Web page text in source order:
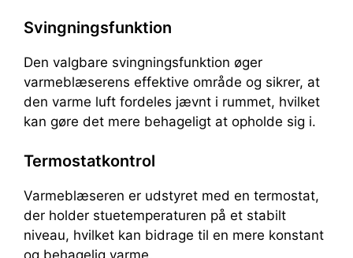
Svingningsfunktion
Den valgbare svingningsfunktion øger
varmeblæserens effektive område og sikrer, at
den varme luft fordeles jævnt i rummet, hvilket
kan gøre det mere behageligt at opholde sig i.
Termostatkontrol
Varmeblæseren er udstyret med en termostat,
der holder stuetemperaturen på et stabilt
niveau, hvilket kan bidrage til en mere konstant